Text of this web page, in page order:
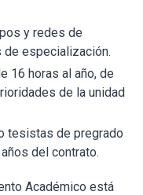
y redes de
especialización.
16 horas al año, de
de la unidad
tesistas de pregrado
del contrato.
Académico está